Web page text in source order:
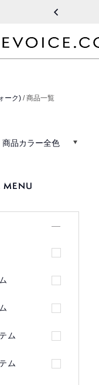
ーク) / 商品一覧
商品カラー全色
MENU
ム
ム